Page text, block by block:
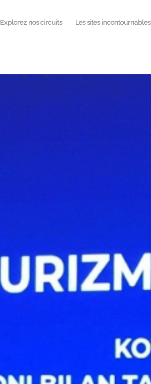
Explorez nos circuits Les sites incontournables